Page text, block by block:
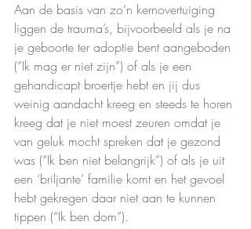
Aan de basis van zo’n kernovertuiging
liggen de trauma’s, bijvoorbeeld als je na
je geboorte ter adoptie bent aangeboden
(“Ik mag er niet zijn”) of als je een
gehandicapt broertje hebt en jij dus
weinig aandacht kreeg en steeds te horen
kreeg dat je niet moest zeuren omdat je
van geluk mocht spreken dat je gezond
was (“Ik ben niet belangrijk”) of als je uit
een ‘briljante’ familie komt en het gevoel
hebt gekregen daar niet aan te kunnen
tippen (“Ik ben dom”).